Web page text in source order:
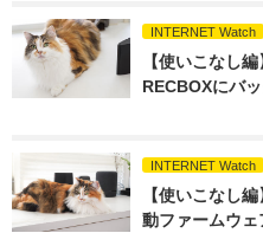
INTERNET Watch
【使いこなし
RECBOXにバ
INTERNET Watch
【使いこなし
動ファームウェ